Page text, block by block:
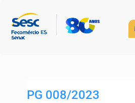
PG 008/2023